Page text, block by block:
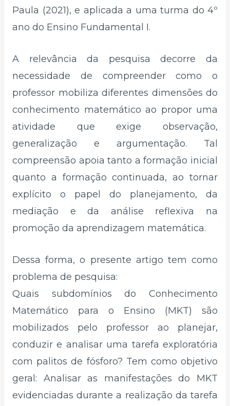
Paula (2021), e aplicada a uma turma do 4º
ano do Ensino Fundamental I.
A relevância da pesquisa decorre da
necessidade de compreender como o
professor mobiliza diferentes dimensões do
conhecimento matemático ao propor uma
atividade que exige observação,
generalização e argumentação. Tal
compreensão apoia tanto a formação inicial
quanto a formação continuada, ao tornar
explícito o papel do planejamento, da
mediação e da análise reflexiva na
promoção da aprendizagem matemática.
Dessa forma, o presente artigo tem como
problema de pesquisa:
Quais subdomínios do Conhecimento
Matemático para o Ensino (MKT) são
mobilizados pelo professor ao planejar,
conduzir e analisar uma tarefa exploratória
com palitos de fósforo? Tem como objetivo
geral: Analisar as manifestações do MKT
evidenciadas durante a realização da tarefa